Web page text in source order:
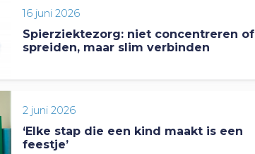
16 juni 2026
Spierziektezorg: niet concentreren of
spreiden, maar slim verbinden
2 juni 2026
‘Elke stap die een kind maakt is een
feestje’